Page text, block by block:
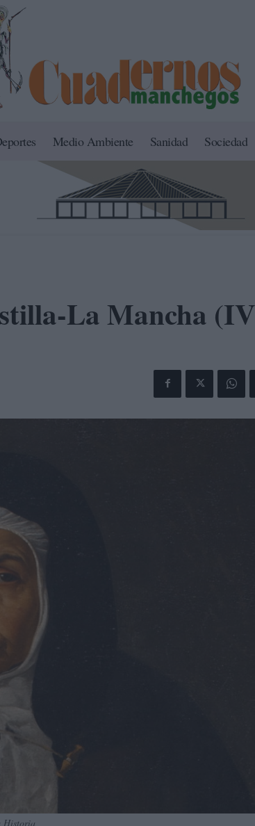
Medio Ambiente Sanidad Sociedad
La Mancha
Historia